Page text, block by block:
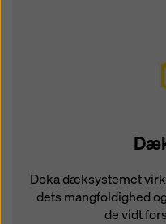
Doka dæksystemet
dets mangfoldighed
de vidt